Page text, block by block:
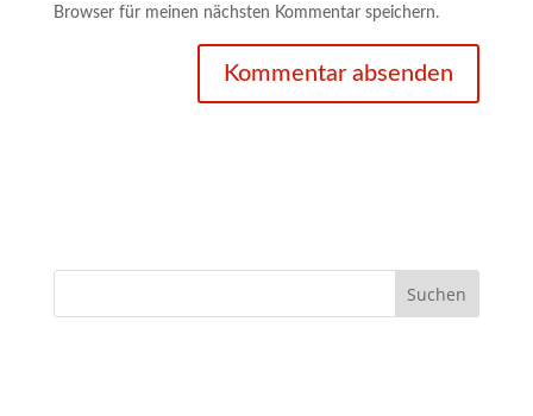
Browser für meinen nächsten Kommentar speichern.